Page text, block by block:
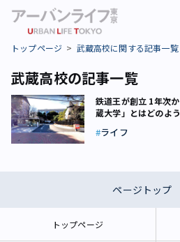
トップページ 武蔵高校に関する記事一覧
武蔵高校の記事一覧
鉄道王が創立 1年次
蔵大学」とはどのよ
ライフ
ページトップ
トップページ